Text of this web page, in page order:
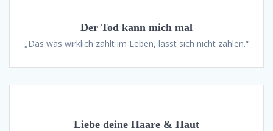
Der Tod kann mich mal
„Das was wirklich zählt im Leben, lässt sich nicht zählen.“
Liebe deine Haare & Haut